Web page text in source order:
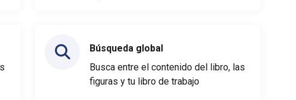
Búsqueda global
Busca entre el contenido del libro, las
figuras y tu libro de trabajo